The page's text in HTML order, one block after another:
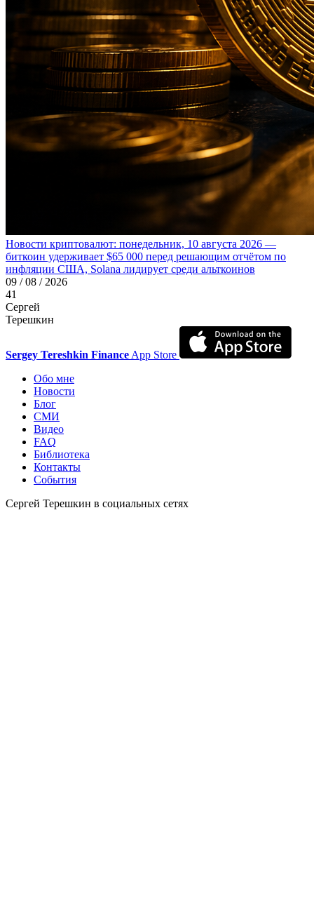
Новости криптовалют: понедельник, 10 августа 2026 —
биткоин удерживает $65 000 перед решающим отчётом по
инфляции США, Solana лидирует среди альткоинов
09 / 08 / 2026
41
Сергей
Терешкин
Sergey Tereshkin Finance App Store
Обо мне
Новости
Блог
СМИ
Видео
FAQ
Библиотека
Контакты
События
Сергей Терешкин в социальных сетях